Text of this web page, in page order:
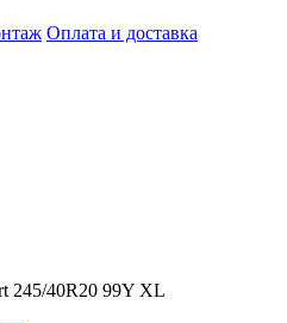
Оплата и доставка
245/40R20 99Y XL